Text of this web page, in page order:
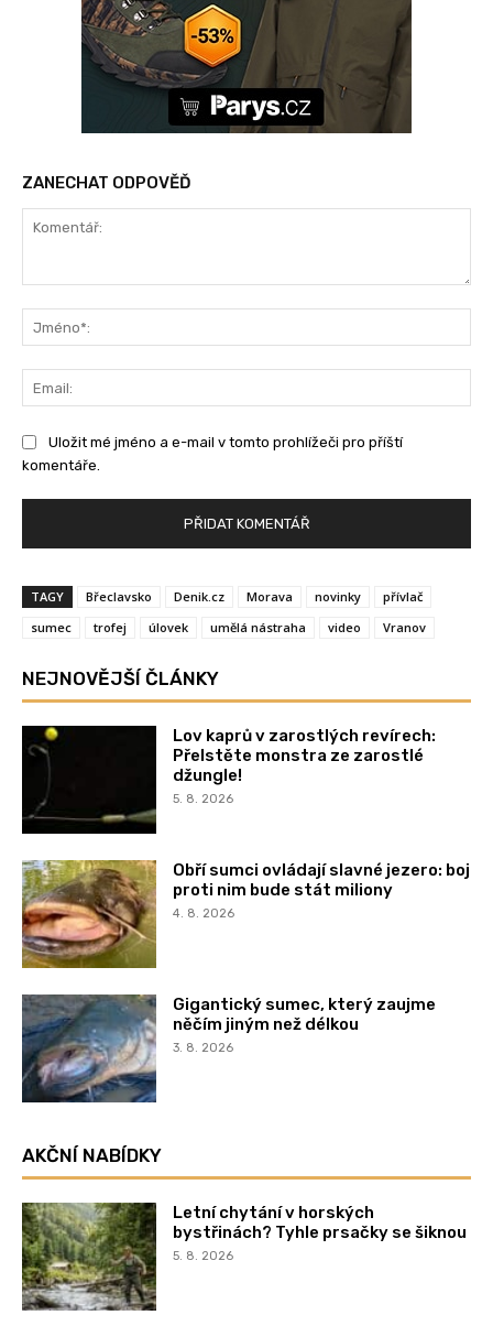
ZANECHAT ODPOVĚĎ
Uložit mé jméno a e-mail v tomto prohlížeči pro příští
komentáře.
TAGY Břeclavsko Denik.cz Morava novinky
přívlač
sumec
trofej úlovek umělá nástraha video Vranov
NEJNOVĚJŠÍ ČLÁNKY
Lov kaprů v zarostlých revírech:
Přelstěte monstra ze zarostlé
džungle!
5. 8. 2026
Obří sumci ovládají slavné jezero: boj
proti nim bude stát miliony
4. 8. 2026
Gigantický sumec, který zaujme
něčím jiným než délkou
3. 8. 2026
AKČNÍ NABÍDKY
Letní chytání v horských
bystřinách? Tyhle prsačky se šiknou
5. 8. 2026